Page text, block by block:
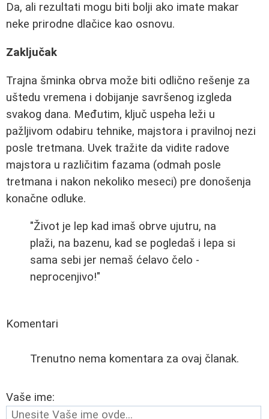
Da, ali rezultati mogu biti bolji ako imate makar
neke prirodne dlačice kao osnovu.
Zaključak
Trajna šminka obrva može biti odlično rešenje za
uštedu vremena i dobijanje savršenog izgleda
svakog dana. Međutim, ključ uspeha leži u
pažljivom odabiru tehnike, majstora i pravilnoj nezi
posle tretmana. Uvek tražite da vidite radove
majstora u različitim fazama (odmah posle
tretmana i nakon nekoliko meseci) pre donošenja
konačne odluke.
"Život je lep kad imaš obrve ujutru, na
plaži, na bazenu, kad se pogledaš i lepa si
sama sebi jer nemaš ćelavo čelo -
neprocenjivo!"
Komentari
Trenutno nema komentara za ovaj članak.
Vaše ime: